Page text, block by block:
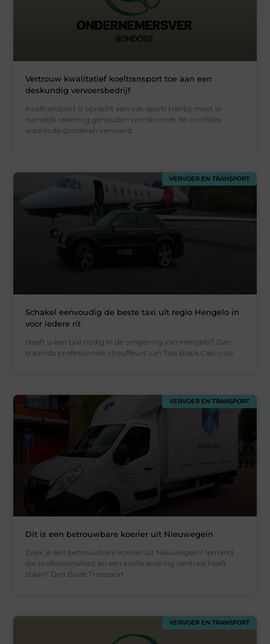
Vertrouw kwalitatief koeltransport toe aan een
deskundig vervoersbedrijf
Koeltransport is oprecht een vak apart! Hierbij moet er
namelijk rekening gehouden worden met de condities
waarin de goederen vervoerd
VERVOER EN TRANSPORT
Schakel eenvoudig de beste taxi uit regio Hengelo in
voor iedere rit
Heeft u een taxi nodig in de omgeving van Hengelo? Dan
staan de professionele chauffeurs van Taxi Black Cab voor
VERVOER EN TRANSPORT
Dit is een betrouwbare koerier uit Nieuwegein
Zoek je een betrouwbare koerier uit Nieuwegein? Iemand
die professionaliteit en een snelle levering centraal heeft
staan? Den Bode Transport
VERVOER EN TRANSPORT